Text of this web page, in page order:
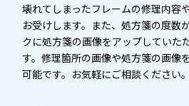
壊れてしまったフレームの修理内容
お受けします。また、処方箋の度数
クに処方箋の画像をアップしていた
す。修理箇所の画像や処方箋の画像
可能です。お気軽にご相談ください。